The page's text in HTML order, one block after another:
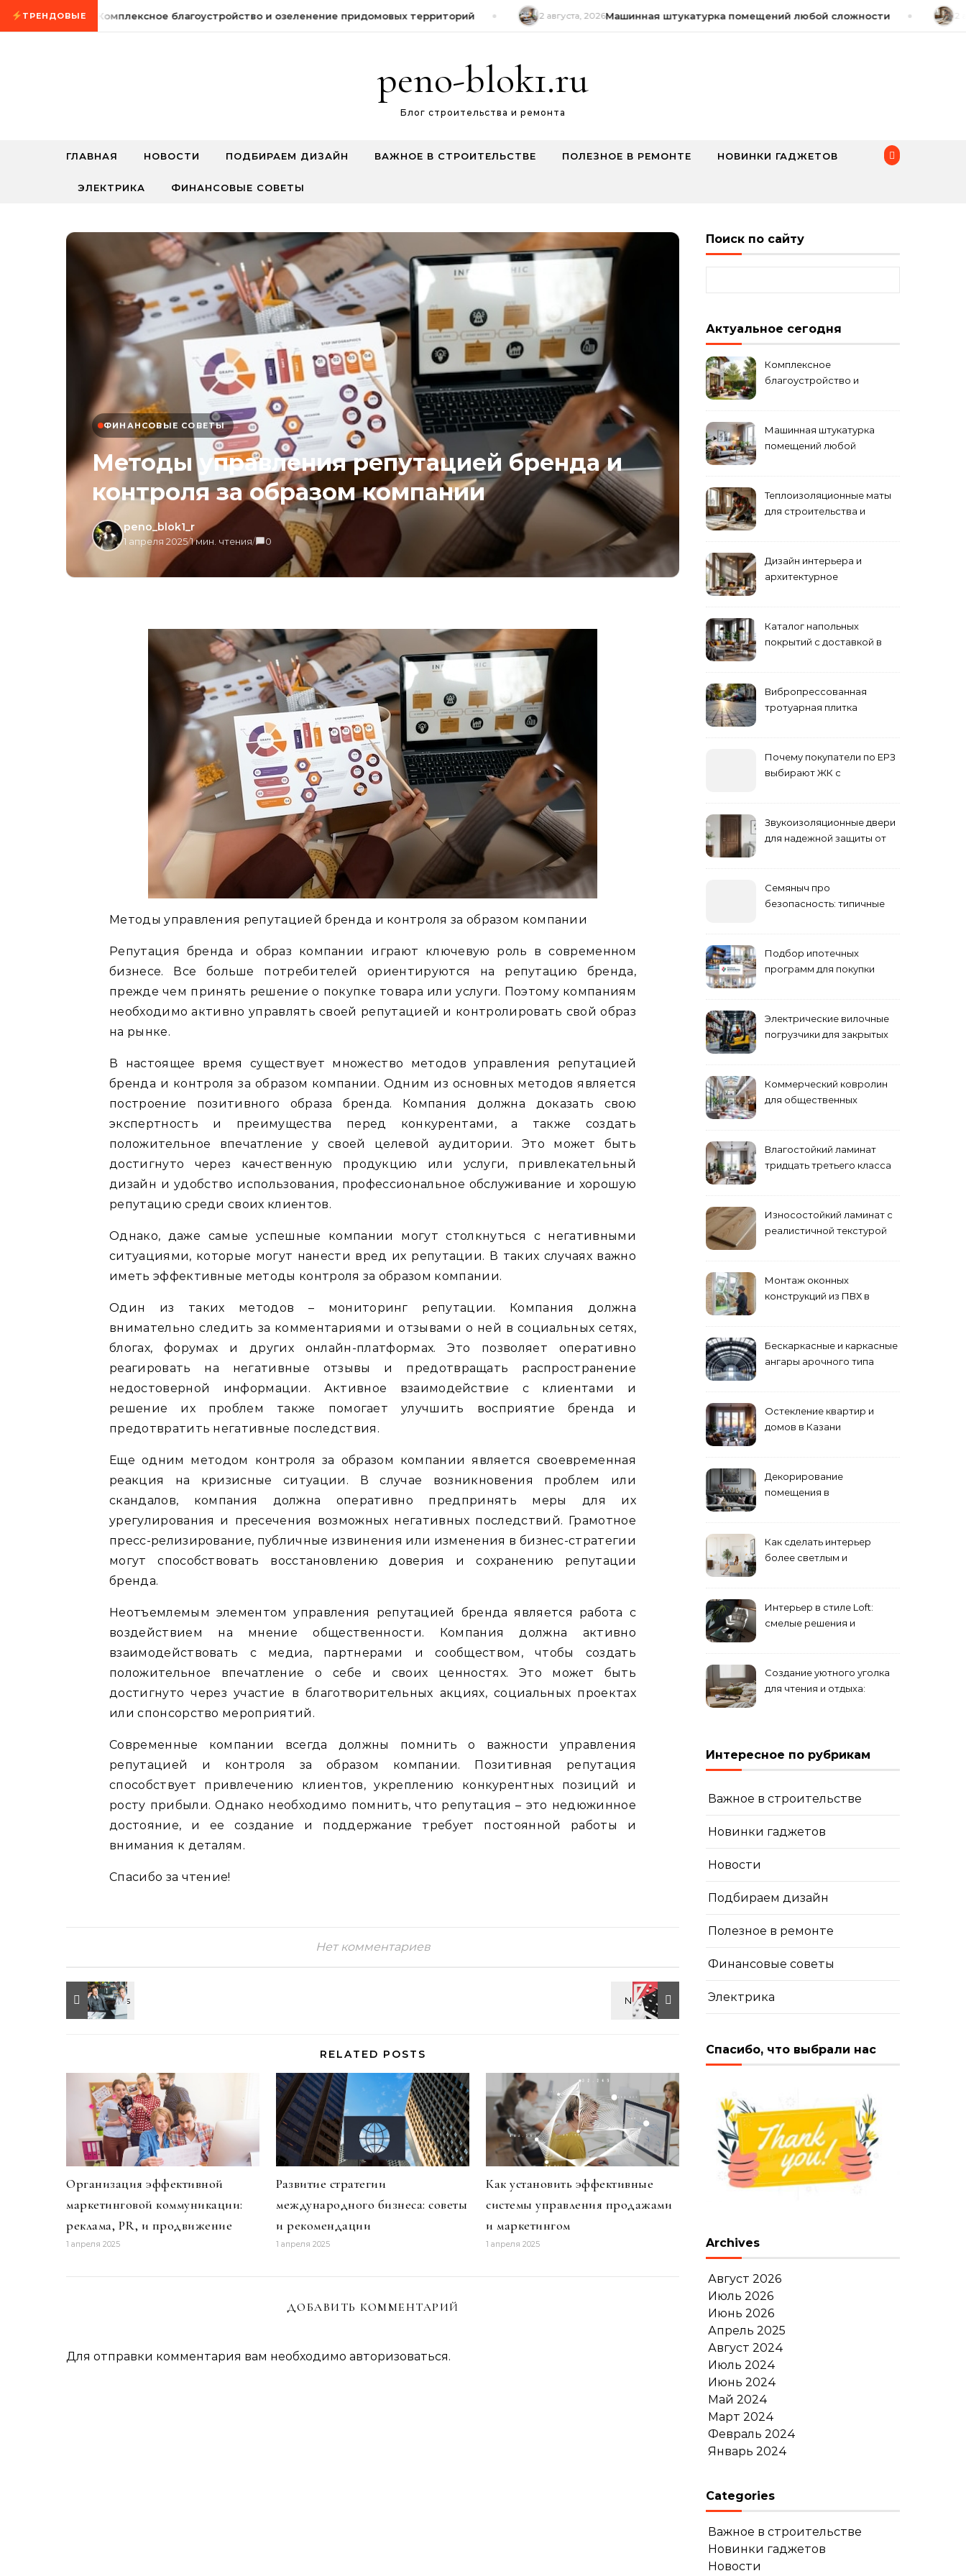
Промотать к содержимому
ТРЕНДОВЫЕ
5 августа, 2026Комплексное благоустройство и озеленение придомовых территорий 2 августа, 2026Машинная штукатурка помещений любой сложности 2
peno-blok1.ru
Блог строительства и ремонта
ГЛАВНАЯ НОВОСТИ ПОДБИРАЕМ ДИЗАЙН ВАЖНОЕ В СТРОИТЕЛЬСТВЕ ПОЛЕЗНОЕ В РЕМОНТЕ НОВИНКИ ГАДЖЕТОВ
ЭЛЕКТРИКА ФИНАНСОВЫЕ СОВЕТЫ
ФИНАНСОВЫЕ СОВЕТЫ
Методы управления репутацией бренда и
контроля за образом компании
peno_blok1_r
1 апреля 2025/1 мин. чтения/ 0
Методы управления репутацией бренда и контроля за образом компании
Репутация бренда и образ компании играют ключевую роль в современном
бизнесе. Все больше потребителей ориентируются на репутацию бренда,
прежде чем принять решение о покупке товара или услуги. Поэтому компаниям
необходимо активно управлять своей репутацией и контролировать свой образ
на рынке.
В настоящее время существует множество методов управления репутацией
бренда и контроля за образом компании. Одним из основных методов является
построение позитивного образа бренда. Компания должна доказать свою
экспертность и преимущества перед конкурентами, а также создать
положительное впечатление у своей целевой аудитории. Это может быть
достигнуто через качественную продукцию или услуги, привлекательный
дизайн и удобство использования, профессиональное обслуживание и хорошую
репутацию среди своих клиентов.
Однако, даже самые успешные компании могут столкнуться с негативными
ситуациями, которые могут нанести вред их репутации. В таких случаях важно
иметь эффективные методы контроля за образом компании.
Один из таких методов – мониторинг репутации. Компания должна
внимательно следить за комментариями и отзывами о ней в социальных сетях,
блогах, форумах и других онлайн-платформах. Это позволяет оперативно
реагировать на негативные отзывы и предотвращать распространение
недостоверной информации. Активное взаимодействие с клиентами и
решение их проблем также помогает улучшить восприятие бренда и
предотвратить негативные последствия.
Еще одним методом контроля за образом компании является своевременная
реакция на кризисные ситуации. В случае возникновения проблем или
скандалов, компания должна оперативно предпринять меры для их
урегулирования и пресечения возможных негативных последствий. Грамотное
пресс-релизирование, публичные извинения или изменения в бизнес-стратегии
могут способствовать восстановлению доверия и сохранению репутации
бренда.
Неотъемлемым элементом управления репутацией бренда является работа с
воздействием на мнение общественности. Компания должна активно
взаимодействовать с медиа, партнерами и сообществом, чтобы создать
положительное впечатление о себе и своих ценностях. Это может быть
достигнуто через участие в благотворительных акциях, социальных проектах
или спонсорство мероприятий.
Современные компании всегда должны помнить о важности управления
репутацией и контроля за образом компании. Позитивная репутация
способствует привлечению клиентов, укреплению конкурентных позиций и
росту прибыли. Однако необходимо помнить, что репутация – это недюжинное
достояние, и ее создание и поддержание требует постоянной работы и
внимания к деталям.
Спасибо за чтение!
Нет комментариев
RELATED POSTS
Организация эффективной
маркетинговой коммуникации:
реклама, PR, и продвижение
1 апреля 2025
Развитие стратегии
международного бизнеса: советы
и рекомендации
1 апреля 2025
Как установить эффективные
системы управления продажами
и маркетингом
1 апреля 2025
ДОБАВИТЬ КОММЕНТАРИЙ
Для отправки комментария вам необходимо авторизоваться.
Поиск по сайту
Актуальное сегодня
Комплексное
благоустройство и
Машинная штукатурка
помещений любой
Теплоизоляционные маты
для строительства и
Дизайн интерьера и
архитектурное
Каталог напольных
покрытий с доставкой в
Вибропрессованная
тротуарная плитка
Почему покупатели по ЕРЗ
выбирают ЖК с
Звукоизоляционные двери
для надежной защиты от
Семяныч про
безопасность: типичные
Подбор ипотечных
программ для покупки
Электрические вилочные
погрузчики для закрытых
Коммерческий ковролин
для общественных
Влагостойкий ламинат
тридцать третьего класса
Износостойкий ламинат с
реалистичной текстурой
Монтаж оконных
конструкций из ПВХ в
Бескаркасные и каркасные
ангары арочного типа
Остекление квартир и
домов в Казани
Декорирование
помещения в
направлений для создания
уникального комплекса
Как сделать интерьер
более светлым и
помещения
Интерьер в стиле Loft:
смелые решения и
Создание уютного уголка
для чтения и отдыха:
Интересное по рубрикам
Важное в строительстве
Новинки гаджетов
Новости
Подбираем дизайн
Полезное в ремонте
Финансовые советы
Электрика
Спасибо, что выбрали нас
Archives
Август 2026
Июль 2026
Июнь 2026
Апрель 2025
Август 2024
Июль 2024
Июнь 2024
Май 2024
Март 2024
Февраль 2024
Январь 2024
Categories
Важное в строительстве
Новинки гаджетов
Новости